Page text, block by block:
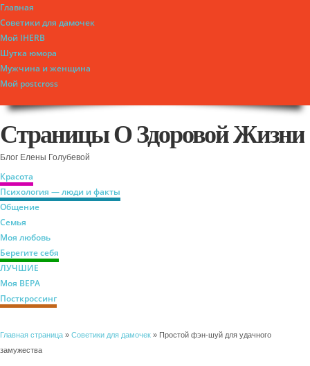
Главная
Советики для дамочек
Мой IHERB
Шутка юмора
Мужчина и женщина
Мой postcross
Страницы О Здоровой Жизни
Блог Елены Голубевой
Красота
Психология — люди и факты
Общение
Семья
Моя любовь
Берегите себя
ЛУЧШИЕ
Моя ВЕРА
Посткроссинг
Главная страница » Советики для дамочек » Простой фэн-шуй для удачного
замужества